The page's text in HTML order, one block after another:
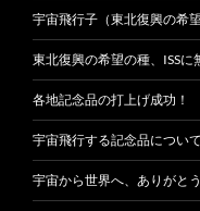
宇宙飛行子（東北復興の希
東北復興の希望の種、ISSに
各地記念品の打上げ成功！
宇宙飛行する記念品について
宇宙から世界へ、ありがとう